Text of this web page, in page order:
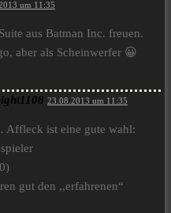
um 11:35
aus Batman Inc. freuen.
aber als Scheinwerfer 😀
23.08.2013 um 11:35
Affleck ist eine gute wahl:
gut den ,,erfahrenen“